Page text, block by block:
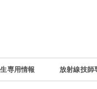
専用情報 放射線技師